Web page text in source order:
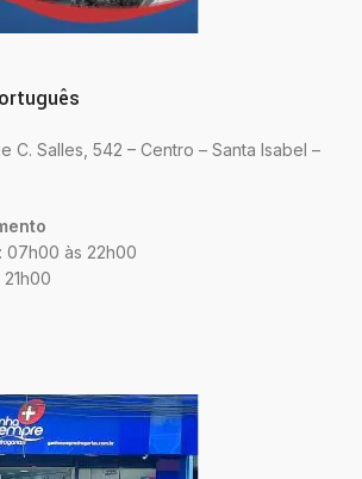
C. Salles, 542 – Centro – Santa Isabel –
07h00 às 22h00